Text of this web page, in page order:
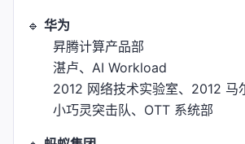
🔹 华为
昇腾计算产品部
湛卢、AI Workload
2012 网络技术实验室、2012 马
小巧灵突击队、OTT 系统部